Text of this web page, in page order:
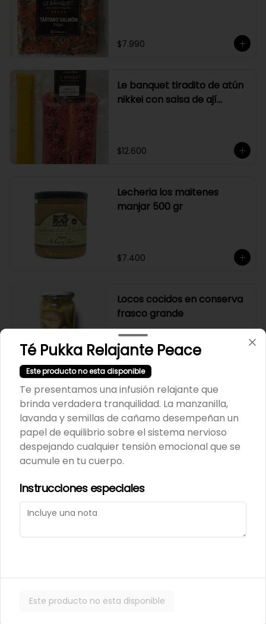
$7.990
Le banquet tiradito de atún
nikkei con salsa de ají
$12.600
Lecheria los maitenes
manjar 500 gr
$7.400
Locos cocidos en conserva
frasco grande
$37.600
Los tilos provoleta 2 und
GR
$2.500
Té Pukka Relajante Peace
Este producto no esta disponible
Te presentamos una infusión relajante que
brinda verdadera tranquilidad. La manzanilla,
lavanda y semillas de cañamo desempeñan un
papel de equilibrio sobre el sistema nervioso
despejando cualquier tensión emocional que se
acumule en tu cuerpo.
Instrucciones especiales
Este producto no esta disponible